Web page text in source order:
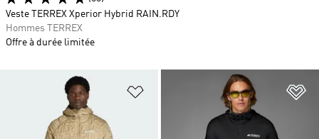
Ajouter à la Liste de produits
Veste TERREX Xperior Hybrid RAIN.RDY
Hommes TERREX
Offre à durée limitée